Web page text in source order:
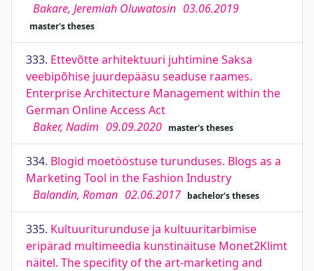
Bakare, Jeremiah Oluwatosin 03.06.2019
master's theses
333. Ettevõtte arhitektuuri juhtimine Saksa
veebipõhise juurdepääsu seaduse raames.
Enterprise Architecture Management within the
German Online Access Act
Baker, Nadim 09.09.2020 master's theses
334. Blogid moetööstuse turunduses. Blogs as a
Marketing Tool in the Fashion Industry
Balandin, Roman 02.06.2017 bachelor's theses
335. Kultuuriturunduse ja kultuuritarbimise
eripärad multimeedia kunstinäituse Monet2Klimt
näitel. The specifity of the art-marketing and